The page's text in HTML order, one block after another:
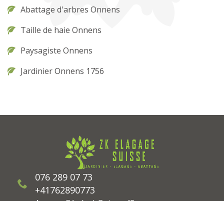
Abattage d'arbres Onnens
Taille de haie Onnens
Paysagiste Onnens
Jardinier Onnens 1756
076 289 07 73
+41762890773